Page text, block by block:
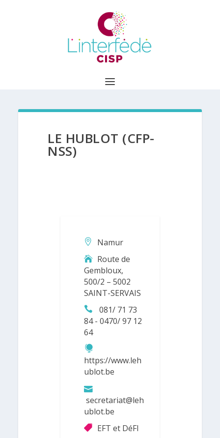
LE HUBLOT (CFP-
NSS)
Namur
Route de
Gembloux,
500/2 – 5002
SAINT-SERVAIS
081/ 71 73
84 - 0470/ 97 12
64
https://www.leh
ublot.be
secretariat@leh
ublot.be
EFT et DéFI